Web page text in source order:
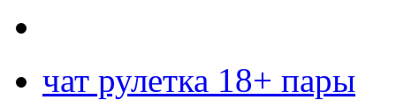
чат рулетка 18+ пары